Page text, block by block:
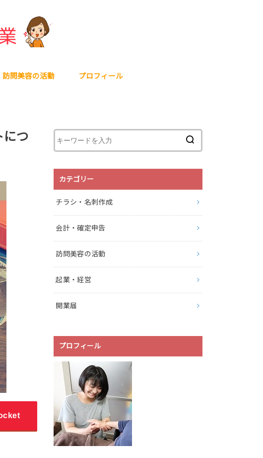
訪問美容の活動 プロフィール
につ
カテゴリー
チラシ・名刺作成
会計・確定申告
訪問美容の活動
起業・経営
開業届
プロフィール